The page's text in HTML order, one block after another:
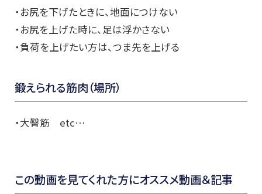
・お尻を下げたときに、地面につけない
・お尻を上げた時に、足は浮かさない
・負荷を上げたい方は、つま先を上げる
鍛えられる筋肉（場所）
・大臀筋 etc…
この動画を見てくれた方にオススメ動画＆記事